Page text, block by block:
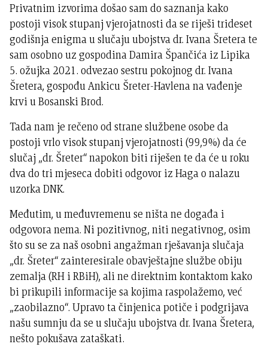
Privatnim izvorima došao sam do saznanja kako
postoji visok stupanj vjerojatnosti da se riješi trideset
godišnja enigma u slučaju ubojstva dr. Ivana Šretera te
sam osobno uz gospodina Damira Špančića iz Lipika
5. ožujka 2021. odvezao sestru pokojnog dr. Ivana
Šretera, gospođu Ankicu Šreter-Havlena na vađenje
krvi u Bosanski Brod.
Tada nam je rečeno od strane službene osobe da
postoji vrlo visok stupanj vjerojatnosti (99,9%) da će
slučaj „dr. Šreter“ napokon biti riješen te da će u roku
dva do tri mjeseca dobiti odgovor iz Haga o nalazu
uzorka DNK.
Međutim, u međuvremenu se ništa ne događa i
odgovora nema. Ni pozitivnog, niti negativnog, osim
što su se za naš osobni angažman rješavanja slučaja
„dr. Šreter“ zainteresirale obavještajne službe obiju
zemalja (RH i RBiH), ali ne direktnim kontaktom kako
bi prikupili informacije sa kojima raspolažemo, već
„zaobilazno“. Upravo ta činjenica potiče i podgrijava
našu sumnju da se u slučaju ubojstva dr. Ivana Šretera,
nešto pokušava zataškati.